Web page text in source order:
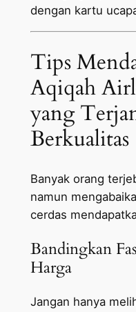
dengan kartu
Tips
Aqiqah
yang
Berkualitas
Banyak orang
namun
cerdas
Bandingkan
Harga
Jangan hanya